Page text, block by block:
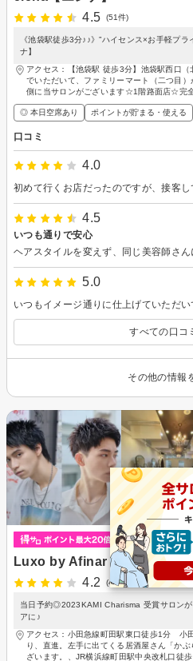
4.5
(51件)
《池袋駅徒歩3分♪♪》”ハイセンス×お手軽プ
ナ】
アクセス：【池袋駅 徒歩3分】池袋駅西口
でいただいて、ファミリーマート（二つ目
側に当サロンがございます☆1階路面店☆完
◎ 本日空席あり ポイントが貯まる・使える
口コミ
4.0
4.5
いつも通りで安心
5.0
すべての口コ
その他の情報
Luxo by Afinar
4.2
(49件)
当日予約◎2023KAMI Charisma 受賞サロン
アに♪
アクセス：小田急線町田駅東口徒歩1分 小
り、直進。左手に出てくる居酒屋さん「か
ざいます。、JR横浜線町田駅中央改札口徒